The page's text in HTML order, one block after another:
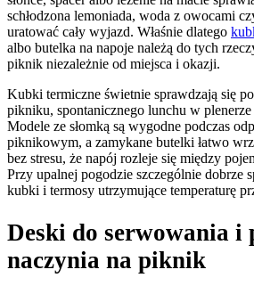
schłodzona lemoniada, woda z owocami
uratować cały wyjazd. Właśnie dlatego
albo butelka na napoje należą do tych
piknik niezależnie od miejsca i okazji.
Kubki termiczne świetnie sprawdzają się
pikniku, spontanicznego lunchu w
Modele ze słomką są wygodne podczas
piknikowym, a zamykane butelki łatwo
bez stresu, że napój rozleje się między
Przy upalnej pogodzie szczególnie dobrze
kubki i termosy utrzymujące temperaturę
Deski do serwowania i
naczynia na piknik